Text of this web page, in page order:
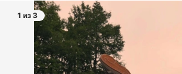
1 из 3